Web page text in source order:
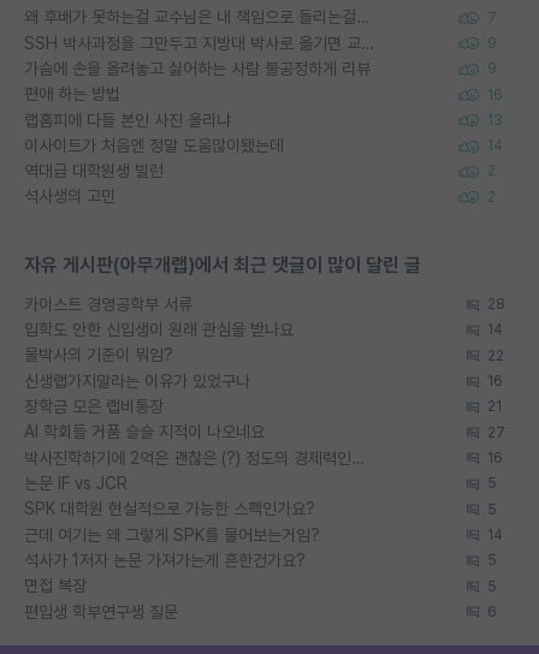
왜 후배가 못하는걸 교수님은 내 책임으로 돌리는걸까요? 7
SSH 박사과정을 그만두고 지방대 박사로 옮기면 교수의 꿈은 끝일까요? 9
가슴에 손을 올려놓고 싫어하는 사람 불공정하게 리뷰 9
편애 하는 방법 16
랩홈피에 다들 본인 사진 올리냐 13
이사이트가 처음엔 정말 도움많이됐는데 14
역대급 대학원생 빌런 2
석사생의 고민 2
자유 게시판(아무개랩)에서 최근 댓글이 많이 달린 글
카이스트 경영공학부 서류 28
입학도 안한 신입생이 원래 관심을 받나요 14
물박사의 기준이 뭐임? 22
신생랩가지말라는 이유가 있었구나 16
장학금 모은 랩비통장 21
AI 학회들 거품 슬슬 지적이 나오네요 27
박사진학하기에 2억은 괜찮은 (?) 정도의 경제력인가요 16
논문 IF vs JCR 5
SPK 대학원 현실적으로 가능한 스펙인가요? 5
근데 여기는 왜 그렇게 SPK를 물어보는거임? 14
석사가 1저자 논문 가져가는게 흔한건가요? 5
면접 복장 5
편입생 학부연구생 질문 6